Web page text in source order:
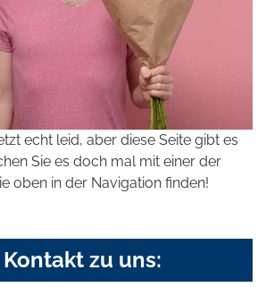
echt leid, aber diese Seite gibt es
Sie es doch mal mit einer der
oben in der Navigation finden!
zu uns: